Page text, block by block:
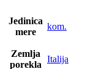
Jedinica
mere
kom.
Zemlja
porekla
Italija